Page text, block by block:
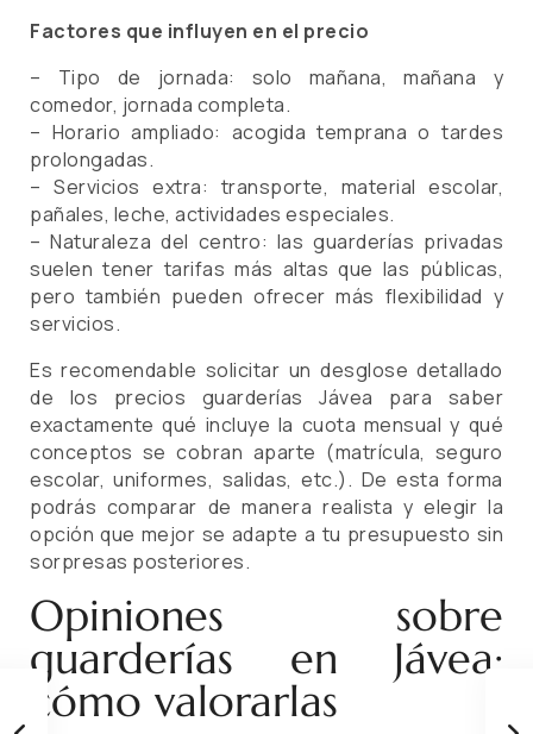
Factores que influyen en el precio
– Tipo de jornada: solo mañana, mañana y
comedor, jornada completa.
– Horario ampliado: acogida temprana o tardes
prolongadas.
– Servicios extra: transporte, material escolar,
pañales, leche, actividades especiales.
– Naturaleza del centro: las guarderías privadas
suelen tener tarifas más altas que las públicas,
pero también pueden ofrecer más flexibilidad y
servicios.
Es recomendable solicitar un desglose detallado
de los precios guarderías Jávea para saber
exactamente qué incluye la cuota mensual y qué
conceptos se cobran aparte (matrícula, seguro
escolar, uniformes, salidas, etc.). De esta forma
podrás comparar de manera realista y elegir la
opción que mejor se adapte a tu presupuesto sin
sorpresas posteriores.
Opiniones sobre
guarderías en Jávea:
cómo valorarlas